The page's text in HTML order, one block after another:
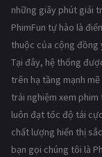
những giây phút giải
PhimFun tự hào là
thuộc của cộng đồng
Tại đây, hệ thống
trên hạ tầng mạnh
trải nghiệm xem phim
luôn đạt tốc độ tải
chất lượng hiển thị
bạn gọi chúng tôi là